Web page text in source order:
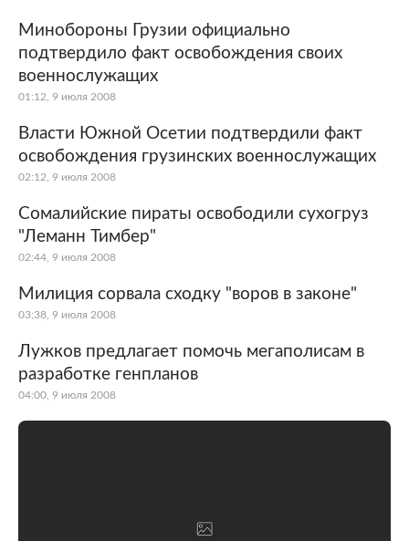
Культура Интернет и СМИ
Минобороны Грузии официально
подтвердило факт освобождения своих
военнослужащих
01:12, 9 июля 2008
Власти Южной Осетии подтвердили факт
освобождения грузинских военнослужащих
02:12, 9 июля 2008
Сомалийские пираты освободили сухогруз
"Леманн Тимбер"
02:44, 9 июля 2008
Милиция сорвала сходку "воров в законе"
03:38, 9 июля 2008
Лужков предлагает помочь мегаполисам в
разработке генпланов
04:00, 9 июля 2008